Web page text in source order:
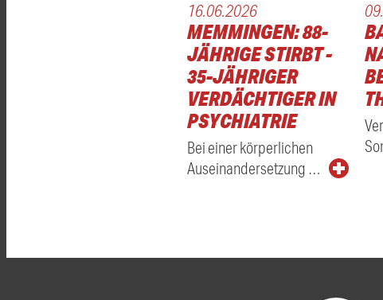
16.06.2026
MEMMINGEN: 88-
JÄHRIGE STIRBT -
35-JÄHRIGER
VERDÄCHTIGER IN
PSYCHIATRIE
Bei einer körperlichen
Auseinandersetzung …